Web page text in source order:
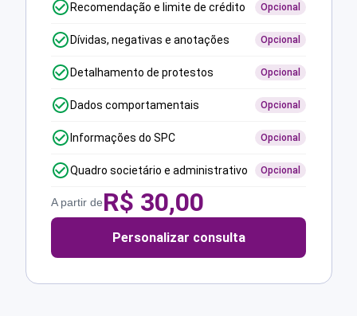
Recomendação e limite de crédito Opcional
Dívidas, negativas e anotações Opcional
Detalhamento de protestos Opcional
Dados comportamentais Opcional
Informações do SPC Opcional
Quadro societário e administrativo Opcional
A partir deR$ 30,00
Personalizar consulta